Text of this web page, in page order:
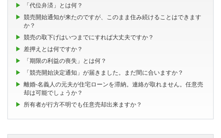
「代位弁済」とは何？
競売開始通知が来たのですが、このまま住み続けることはできます
か？
競売の取下げはいつまでにすれば大丈夫ですか？
差押えとは何ですか？
「期限の利益の喪失」とは何？
「競売開始決定通知」が届きました。まだ間に合いますか？
離婚-名義人の元夫が住宅ローンを滞納。連絡が取れません。任意売
却は可能でしょうか？
所有者が行方不明でも任意売却出来ますか？